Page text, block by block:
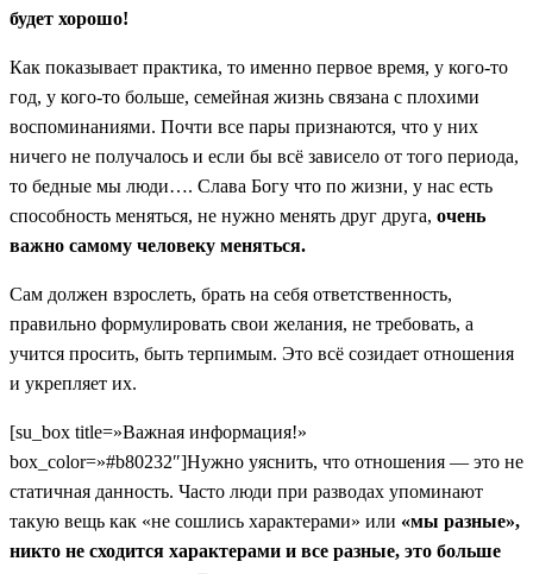
будет хорошо!
Как показывает практика, то именно первое время, у кого-то
год, у кого-то больше, семейная жизнь связана с плохими
воспоминаниями. Почти все пары признаются, что у них
ничего не получалось и если бы всё зависело от того периода,
то бедные мы люди…. Слава Богу что по жизни, у нас есть
способность меняться, не нужно менять друг друга, очень
важно самому человеку меняться.
Сам должен взрослеть, брать на себя ответственность,
правильно формулировать свои желания, не требовать, а
учится просить, быть терпимым. Это всё созидает отношения
и укрепляет их.
[su_box title=»Важная информация!»
box_color=»#b80232″]Нужно уяснить, что отношения — это не
статичная данность. Часто люди при разводах упоминают
такую вещь как «не сошлись характерами» или «мы разные»,
никто не сходится характерами и все разные, это больше